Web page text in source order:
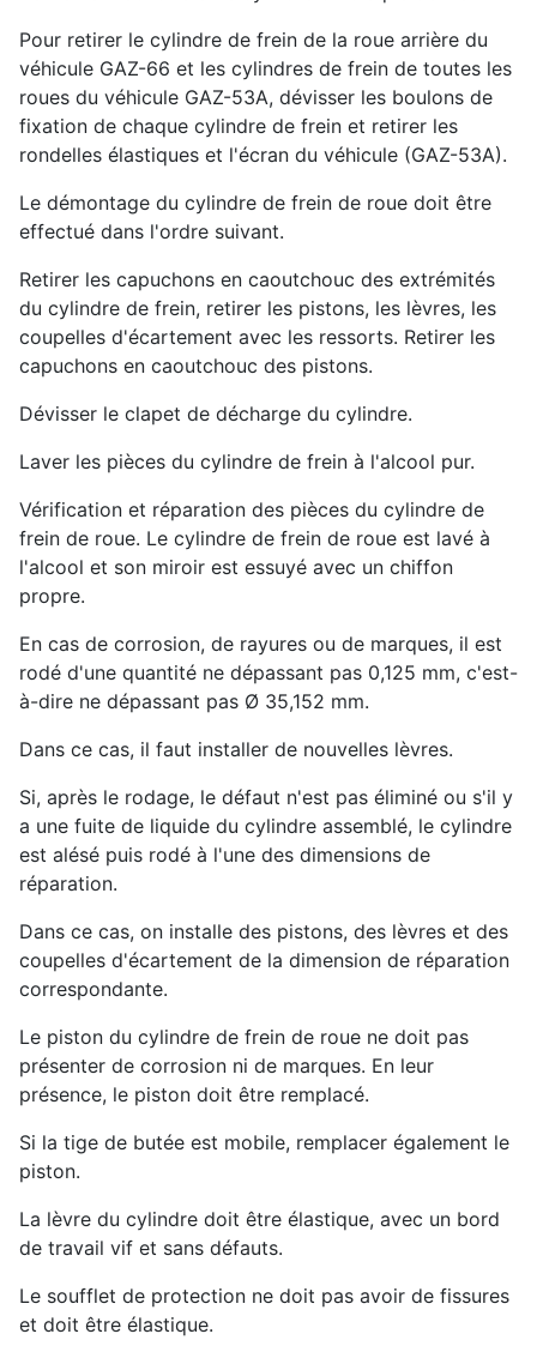
Pour retirer le cylindre de frein de la roue arrière du
véhicule GAZ-66 et les cylindres de frein de toutes les
roues du véhicule GAZ-53A, dévisser les boulons de
fixation de chaque cylindre de frein et retirer les
rondelles élastiques et l'écran du véhicule (GAZ-53A).
Le démontage du cylindre de frein de roue doit être
effectué dans l'ordre suivant.
Retirer les capuchons en caoutchouc des extrémités
du cylindre de frein, retirer les pistons, les lèvres, les
coupelles d'écartement avec les ressorts. Retirer les
capuchons en caoutchouc des pistons.
Dévisser le clapet de décharge du cylindre.
Laver les pièces du cylindre de frein à l'alcool pur.
Vérification et réparation des pièces du cylindre de
frein de roue. Le cylindre de frein de roue est lavé à
l'alcool et son miroir est essuyé avec un chiffon
propre.
En cas de corrosion, de rayures ou de marques, il est
rodé d'une quantité ne dépassant pas 0,125 mm, c'est-
à-dire ne dépassant pas Ø 35,152 mm.
Dans ce cas, il faut installer de nouvelles lèvres.
Si, après le rodage, le défaut n'est pas éliminé ou s'il y
a une fuite de liquide du cylindre assemblé, le cylindre
est alésé puis rodé à l'une des dimensions de
réparation.
Dans ce cas, on installe des pistons, des lèvres et des
coupelles d'écartement de la dimension de réparation
correspondante.
Le piston du cylindre de frein de roue ne doit pas
présenter de corrosion ni de marques. En leur
présence, le piston doit être remplacé.
Si la tige de butée est mobile, remplacer également le
piston.
La lèvre du cylindre doit être élastique, avec un bord
de travail vif et sans défauts.
Le soufflet de protection ne doit pas avoir de fissures
et doit être élastique.